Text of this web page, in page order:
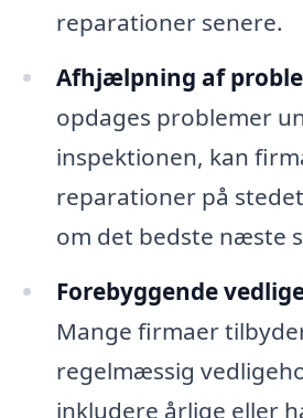
reparationer senere.
Afhjælpning af
opdages problemer
inspektionen, kan
reparationer på
om det bedste næste
Forebyggende
Mange firmaer
regelmæssig
inkludere årlige eller